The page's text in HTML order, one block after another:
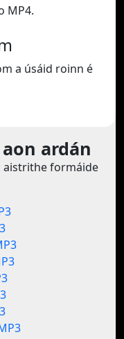
MP4.
a úsáid roinn é
ardán
aistrithe formáide